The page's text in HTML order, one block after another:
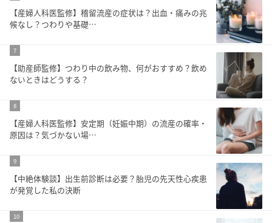
【産婦人科医監修】稽留流産の症状は？出血・痛みの兆
候なし？つわりや基礎…
7
【助産師監修】つわり中の飲み物、何がおすすめ？飲め
ないときはどうする？
8
【産婦人科医監修】安定期（妊娠中期）の流産の確率・
原因は？気づかない場…
9
【中絶体験談】出生前診断は必要？胎児の先天性心疾患
が発覚した私の決断
10